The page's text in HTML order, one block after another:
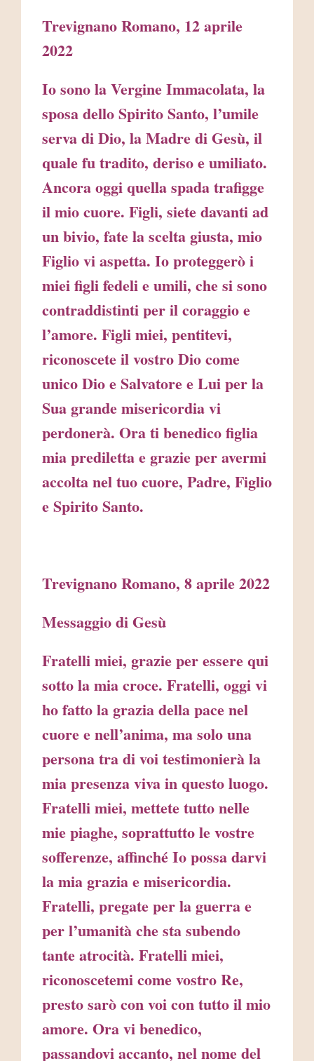
Trevignano Romano, 12 aprile
2022
Io sono la Vergine Immacolata, la
sposa dello Spirito Santo, l’umile
serva di Dio, la Madre di Gesù, il
quale fu tradito, deriso e umiliato.
Ancora oggi quella spada trafigge
il mio cuore. Figli, siete davanti ad
un bivio, fate la scelta giusta, mio
Figlio vi aspetta. Io proteggerò i
miei figli fedeli e umili, che si sono
contraddistinti per il coraggio e
l’amore. Figli miei, pentitevi,
riconoscete il vostro Dio come
unico Dio e Salvatore e Lui per la
Sua grande misericordia vi
perdonerà. Ora ti benedico figlia
mia prediletta e grazie per avermi
accolta nel tuo cuore, Padre, Figlio
e Spirito Santo.
Trevignano Romano, 8 aprile 2022
Messaggio di Gesù
Fratelli miei, grazie per essere qui
sotto la mia croce. Fratelli, oggi vi
ho fatto la grazia della pace nel
cuore e nell’anima, ma solo una
persona tra di voi testimonierà la
mia presenza viva in questo luogo.
Fratelli miei, mettete tutto nelle
mie piaghe, soprattutto le vostre
sofferenze, affinché Io possa darvi
la mia grazia e misericordia.
Fratelli, pregate per la guerra e
per l’umanità che sta subendo
tante atrocità. Fratelli miei,
riconoscetemi come vostro Re,
presto sarò con voi con tutto il mio
amore. Ora vi benedico,
passandovi accanto, nel nome del